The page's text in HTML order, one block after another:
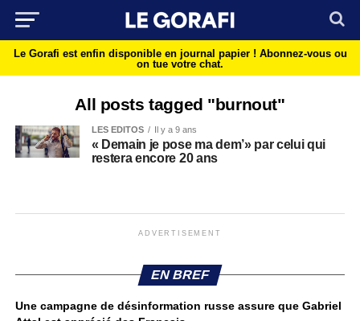
Le Gorafi est enfin disponible en journal papier ! Abonnez-vous ou
on tue votre chat.
All posts tagged "burnout"
LES EDITOS Il y a 9 ans
« Demain je pose ma dem’» par celui qui
restera encore 20 ans
ADVERTISEMENT
EN BREF
Une campagne de désinformation russe assure que Gabriel